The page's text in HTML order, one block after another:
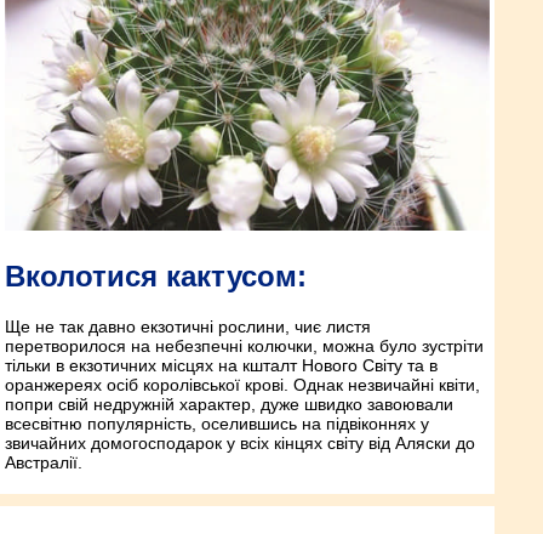
Вколотися кактусом:
Ще не так давно екзотичні рослини, чиє листя
перетворилося на небезпечні колючки, можна було зустріти
тільки в екзотичних місцях на кшталт Нового Світу та в
оранжереях осіб королівської крові. Однак незвичайні квіти,
попри свій недружній характер, дуже швидко завоювали
всесвітню популярність, оселившись на підвіконнях у
звичайних домогосподарок у всіх кінцях світу від Аляски до
Австралії.